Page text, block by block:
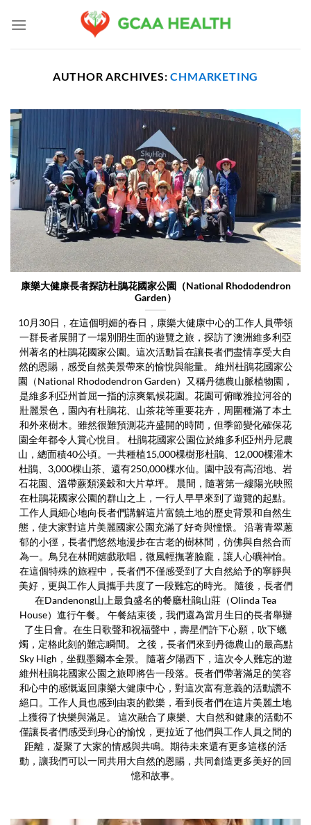
AUTHOR ARCHIVES:CHMARKETING
康樂大健康長者探訪杜鵑花國家公園（National Rhododendron
Garden）
10月30日，在這個明媚的春日，康樂大健康中心的工作人員帶領
一群長者展開了一場別開生面的遊覽之旅，探訪了澳洲維多利亞
州著名的杜鵑花國家公園。這次活動旨在讓長者們盡情享受大自
然的恩賜，感受自然美景帶來的愉悅與能量。 維州杜鵑花國家公
園（National Rhododendron Garden）又稱丹德農山脈植物園，
是維多利亞州首屈一指的涼爽氣候花園。花園可俯瞰雅拉河谷的
壯麗景色，園內有杜鵑花、山茶花等重要花卉，周圍種滿了本土
和外來樹木。雖然很難預測花卉盛開的時間，但季節變化確保花
園全年都令人賞心悅目。 杜鵑花國家公園位於維多利亞州丹尼農
山，總面積40公頃。一共種植15,000棵樹形杜鵑、12,000棵灌木
杜鵑、3,000棵山茶、還有250,000棵水仙。園中設有高沼地、岩
石花園、溫帶蕨類溪穀和大片草坪。 晨間，隨著第一縷陽光映照
在杜鵑花國家公園的群山之上，一行人早早來到了遊覽的起點。
工作人員細心地向長者們講解這片富饒土地的歷史背景和自然生
態，使大家對這片美麗國家公園充滿了好奇與憧憬。 沿著青翠蔥
郁的小徑，長者們悠然地漫步在古老的樹林間，仿佛與自然合而
為一。鳥兒在林間嬉戲歌唱，微風輕撫著臉龐，讓人心曠神怡。
在這個特殊的旅程中，長者們不僅感受到了大自然給予的寧靜與
美好，更與工作人員攜手共度了一段難忘的時光。 隨後，長者們
在Dandenong山上最負盛名的餐廳杜鵑山莊（Olinda Tea
House）進行午餐。 午餐結束後，我們還為當月生日的長者舉辦
了生日會。在生日歌聲和祝福聲中，壽星們許下心願，吹下蠟
燭，定格此刻的難忘瞬間。 之後，長者們來到丹德農山的最高點
Sky High，坐觀墨爾本全景。 隨著夕陽西下，這次令人難忘的遊
維州杜鵑花國家公園之旅即將告一段落。長者們帶著滿足的笑容
和心中的感慨返回康樂大健康中心，對這次富有意義的活動讚不
絕口。工作人員也感到由衷的歡樂，看到長者們在這片美麗土地
上獲得了快樂與滿足。 這次融合了康樂、大自然和健康的活動不
僅讓長者們感受到身心的愉悅，更拉近了他們與工作人員之間的
距離，凝聚了大家的情感與共鳴。期待未來還有更多這樣的活
動，讓我們可以一同共用大自然的恩賜，共同創造更多美好的回
憶和故事。